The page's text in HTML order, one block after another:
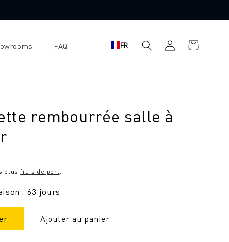
FAQ FR
connecter
Panier
d'achat
rembourrée salle à
plus frais de port.
: 63 jours
Ajouter au panier